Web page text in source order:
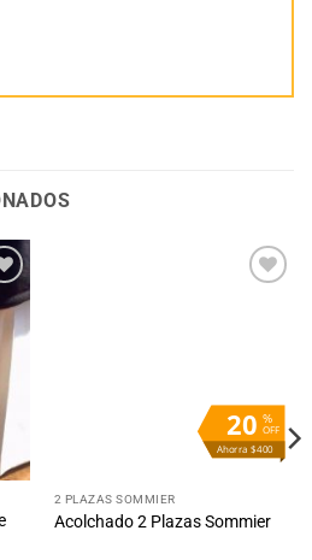
%
OFF
20
Ahorra $400
2 PLAZAS SOMMIER
Acolchado 2 Plazas Sommier